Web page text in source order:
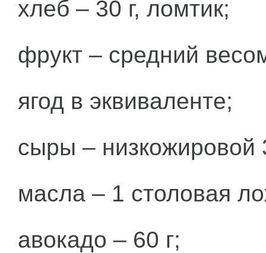
хлеб – 30 г, ломтик;
фрукт – средний
ягод в эквиваленте;
сыры – низкожировой
масла – 1 столовая
авокадо – 60 г;